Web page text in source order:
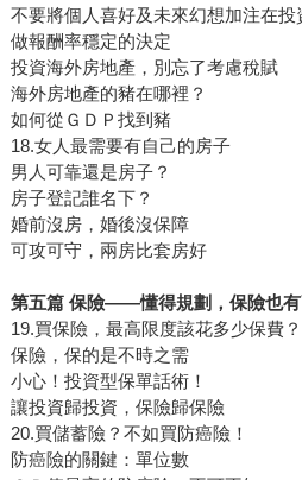
不要將個人喜好及未來幻想加注在投
做報酬率穩定的決定
投資海外房地產，別忘了考慮稅賦
海外房地產的豬在哪裡？
如何從ＧＤＰ找到豬
18.女人最需要有自己的房子
男人可靠還是房子？
房子登記誰名下？
婚前沒房，婚後沒保障
可攻可守，兩房比套房好
第五篇 保險——懂得規劃，保險也
19.買保險，最高限度該花多少保費？
保險，保的是不時之需
小心！投資型保單話術！
讓投資歸投資，保險歸保險
20.買儲蓄險？不如買防癌險！
防癌險的關鍵：單位數